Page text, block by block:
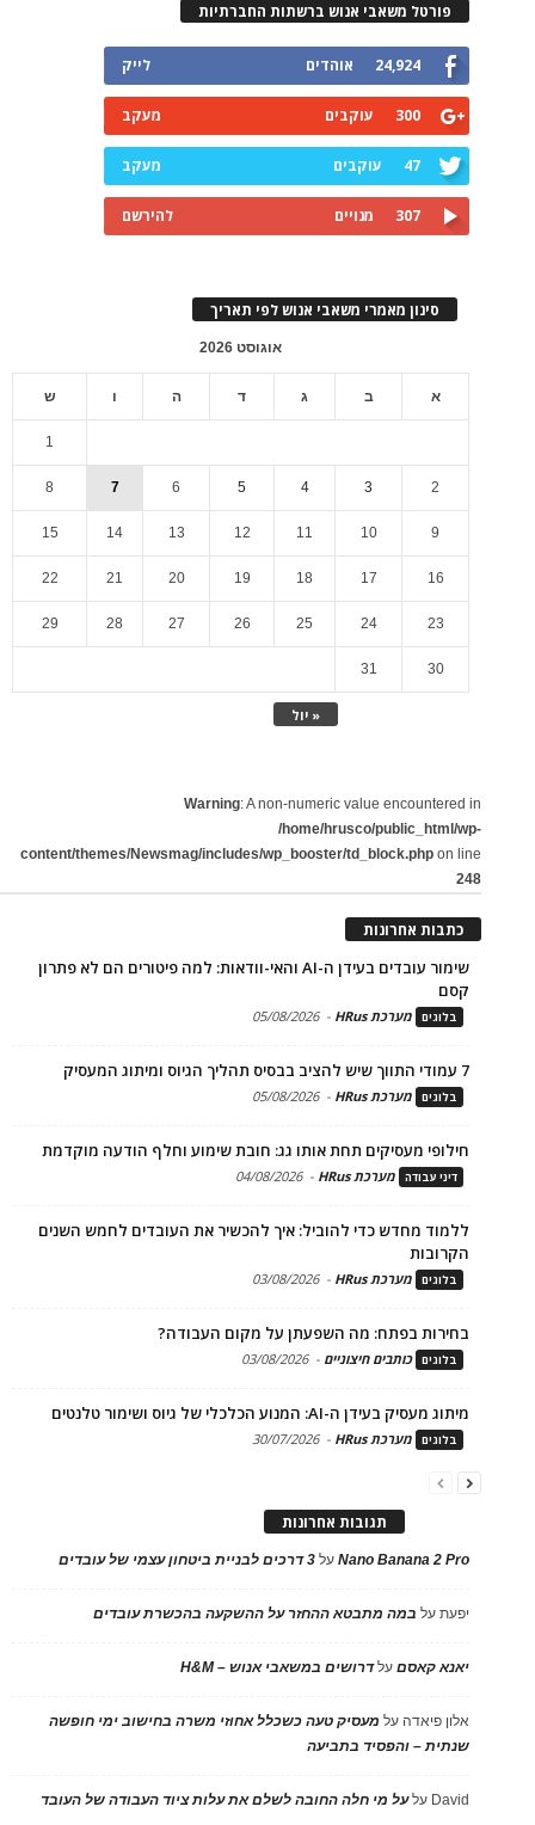
פורטל משאבי אנוש ברשתות החברתיות
24,924 אוהדים לייק
300 עוקבים מעקב
47 עוקבים מעקב
307 מנויים להירשם
סינון מאמרי משאבי אנוש לפי תאריך
אוגוסט 2026
א ב ג ד ה ו ש
« יול
1
2
3
4
5
6
7
8
9
10
11
12
13
14
15
16
17
18
19
20
21
22
23
24
25
26
27
28
29
30
31
Warning: A non-numeric value encountered in
/home/hrusco/public_html/wp-
content/themes/Newsmag/includes/wp_booster/td_block.php on line
248
כתבות אחרונות
שימור עובדים בעידן ה-AI והאי-וודאות: למה פיטורים הם לא פתרון
קסם
בלוגים מערכת HRus -
05/08/2026
7 עמודי התווך שיש להציב בבסיס תהליך הגיוס ומיתוג המעסיק
בלוגים מערכת HRus -
05/08/2026
חילופי מעסיקים תחת אותו גג: חובת שימוע וחלף הודעה מוקדמת
דיני עבודה מערכת HRus -
04/08/2026
ללמוד מחדש כדי להוביל: איך להכשיר את העובדים לחמש השנים
הקרובות
בלוגים מערכת HRus -
03/08/2026
בחירות בפתח: מה השפעתן על מקום העבודה?
בלוגים כותבים חיצוניים -
03/08/2026
מיתוג מעסיק בעידן ה-AI: המנוע הכלכלי של גיוס ושימור טלנטים
בלוגים מערכת HRus -
30/07/2026
תגובות אחרונות
Nano Banana 2 Proעל 3 דרכים לבניית ביטחון עצמי של עובדים
יפעתעל במה מתבטא ההחזר על ההשקעה בהכשרת עובדים
יאנא קאסםעלדרושים במשאבי אנוש – H&M
אלון פיאדה על מעסיק טעה כשכלל אחוזי משרה בחישוב ימי חופשה
שנתית – והפסיד בתביעה
David עלעל מי חלה החובה לשלם את עלות ציוד העבודה של העובד